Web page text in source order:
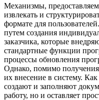
Механизмы,
извлекать и
формате для
путем создания
заказчика, которые
стандартные функции
процессы обновления
Однако, помимо
их внесение в систему.
создают и заполняют
работу, но и оставляет